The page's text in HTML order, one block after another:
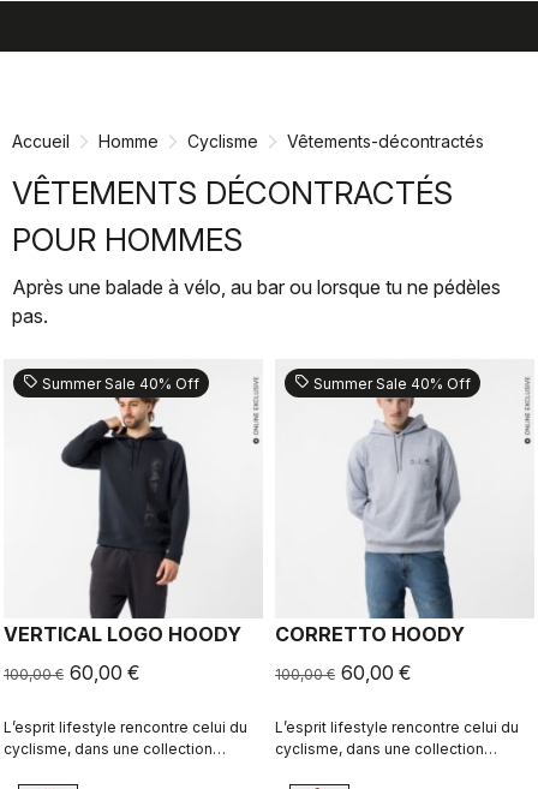
directement
navigation
directement
Accueil Homme Cyclisme Vêtements-décontractés
VÊTEMENTS DÉCONTRACTÉS
POUR HOMMES
Après une balade à vélo, au bar ou lorsque tu ne pédèles
pas.
sell Summer Sale 40% Off
VERTICAL LOGO HOODY
100,00 € 60,00 €
L’esprit lifestyle rencontre celui du
cyclisme, dans une collection
sell Summer Sale 40% Off
CORRETTO HOODY
100,00 € 60,00 €
L’esprit lifestyle rencontre celui du
cyclisme, dans une collection